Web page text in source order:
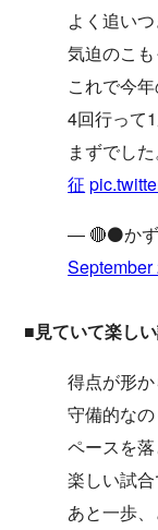
よく追いつ
気迫のこも
これで今
4回行って
まずでし
征
— 🔴⚫️か
September
■見ていて楽し
得点が形
守備的な
ペースを
楽しい試合
あと一歩